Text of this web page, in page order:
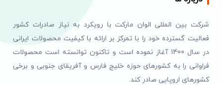
شرکت بین المللی الوان مارکت با رویکرد به نیاز صادرات کشور
فعالیت گسترده خود را با تمرکز بر ارائه با کیفیت محصولات ایرانی
در سال 1400 آغاز نموده است و تاکنون توانسته است محصولات
فراوانی را به کشورهای حوزه خلیج فارس و آفریقای جنوبی و برخی
کشورهای اروپایی صادر کند.